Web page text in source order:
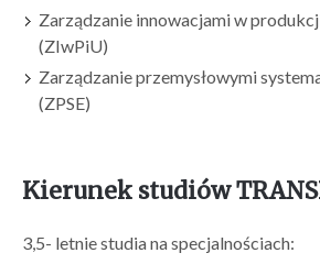
Zarządzanie innowacjami w
(ZIwPiU)
Zarządzanie przemysłowymi
(ZPSE)
Kierunek studiów
3,5- letnie studia na specjalnościach: